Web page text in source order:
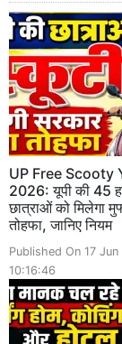
UP Free Scooty
2026: यूपी की 45
छात्राओं को मिलेगा
तोहफा, जानिए नियम
Published On 17
10:16:46